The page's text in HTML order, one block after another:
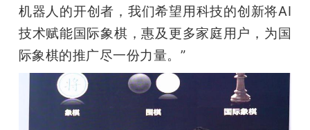
题
爱
机器人的开创者，我们希望用科技的创新将AI
技术赋能国际象棋，惠及更多家庭用户，为国
际象棋的推广尽一份力量。”